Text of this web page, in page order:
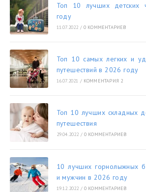
Топ 10 лучших детских
году
11.07.2022 / 0 КОММЕНТАРИЕВ
Топ 10 самых легких и
путешествий в 2026 году
16.07.2021 / КОММЕНТАРИЯ 2
Топ 10 лучших складных
путешествия
29.04.2022 / 0 КОММЕНТАРИЕВ
10 лучших горнолыжных
и мужчин в 2026 году
19.12.2022 / 0 КОММЕНТАРИЕВ